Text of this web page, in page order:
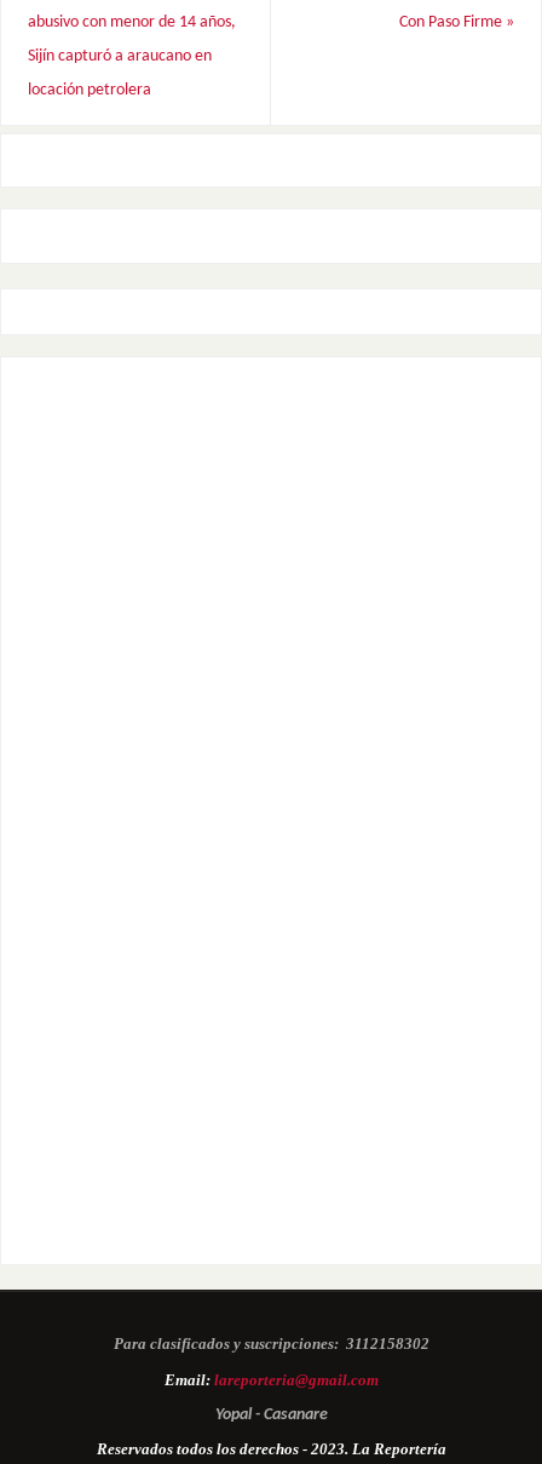
abusivo con menor de 14 años,
Sijín capturó a araucano en
locación petrolera
Con Paso Firme »
Para clasificados y suscripciones: 3112158302
Email: lareporteria@gmail.com
Yopal - Casanare
Reservados todos los derechos - 2023. La Reportería